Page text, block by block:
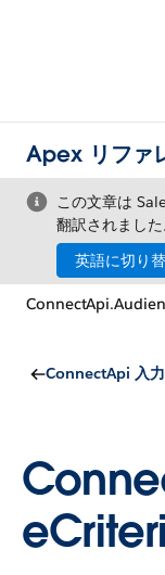
Apex リファ
この文章は
翻訳されまし
英語に切り
ConnectApi 入